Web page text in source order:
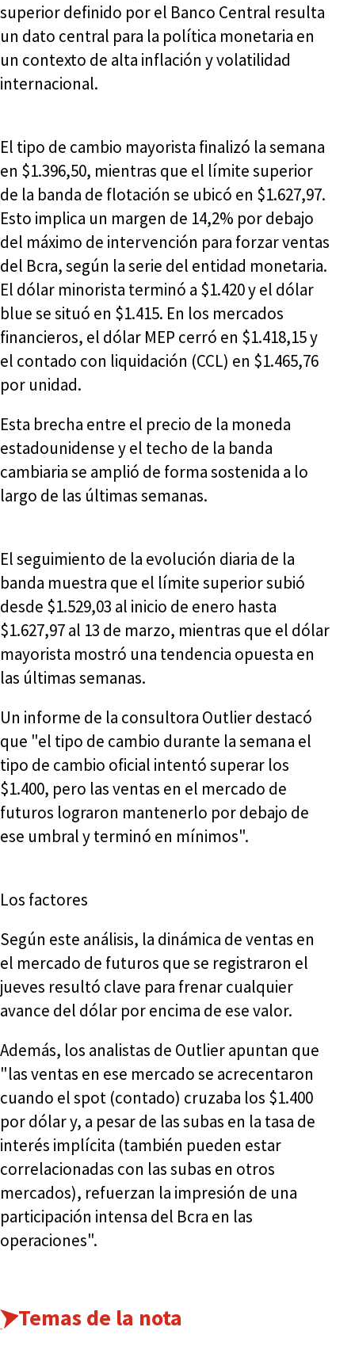
superior definido por el Banco Central resulta
un dato central para la política monetaria en
un contexto de alta inflación y volatilidad
internacional.
El tipo de cambio mayorista finalizó la semana
en $1.396,50, mientras que el límite superior
de la banda de flotación se ubicó en $1.627,97.
Esto implica un margen de 14,2% por debajo
del máximo de intervención para forzar ventas
del Bcra, según la serie del entidad monetaria.
El dólar minorista terminó a $1.420 y el dólar
blue se situó en $1.415. En los mercados
financieros, el dólar MEP cerró en $1.418,15 y
el contado con liquidación (CCL) en $1.465,76
por unidad.
Esta brecha entre el precio de la moneda
estadounidense y el techo de la banda
cambiaria se amplió de forma sostenida a lo
largo de las últimas semanas.
El seguimiento de la evolución diaria de la
banda muestra que el límite superior subió
desde $1.529,03 al inicio de enero hasta
$1.627,97 al 13 de marzo, mientras que el dólar
mayorista mostró una tendencia opuesta en
las últimas semanas.
Un informe de la consultora Outlier destacó
que "el tipo de cambio durante la semana el
tipo de cambio oficial intentó superar los
$1.400, pero las ventas en el mercado de
futuros lograron mantenerlo por debajo de
ese umbral y terminó en mínimos".
Los factores
Según este análisis, la dinámica de ventas en
el mercado de futuros que se registraron el
jueves resultó clave para frenar cualquier
avance del dólar por encima de ese valor.
Además, los analistas de Outlier apuntan que
"las ventas en ese mercado se acrecentaron
cuando el spot (contado) cruzaba los $1.400
por dólar y, a pesar de las subas en la tasa de
interés implícita (también pueden estar
correlacionadas con las subas en otros
mercados), refuerzan la impresión de una
participación intensa del Bcra en las
operaciones".
Temas de la nota